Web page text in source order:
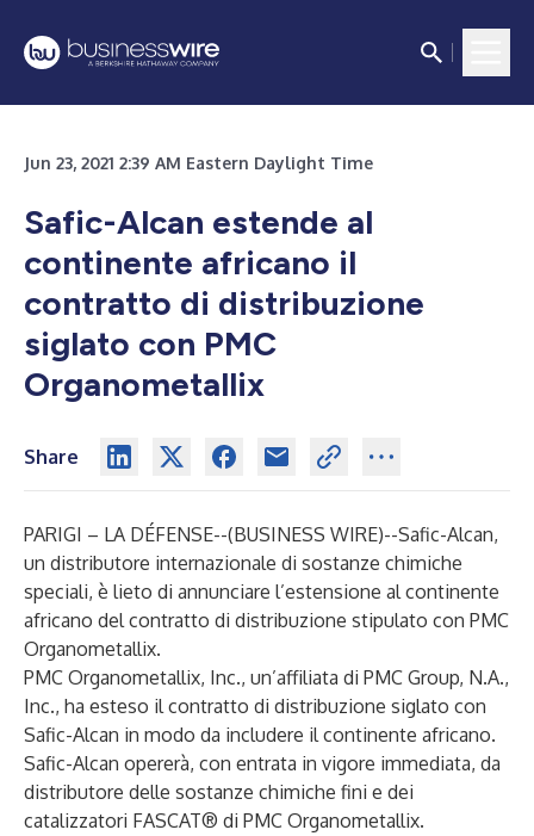
Jun 23, 2021 2:39 AM Eastern Daylight Time
Safic-Alcan estende al
continente africano il
contratto di distribuzione
siglato con PMC
Organometallix
Share
PARIGI – LA DÉFENSE--(BUSINESS WIRE)--Safic-Alcan,
un distributore internazionale di sostanze chimiche
speciali, è lieto di annunciare l’estensione al continente
africano del contratto di distribuzione stipulato con PMC
Organometallix.
PMC Organometallix, Inc., un’affiliata di PMC Group, N.A.,
Inc., ha esteso il contratto di distribuzione siglato con
Safic-Alcan in modo da includere il continente africano.
Safic-Alcan opererà, con entrata in vigore immediata, da
distributore delle sostanze chimiche fini e dei
catalizzatori FASCAT® di PMC Organometallix.